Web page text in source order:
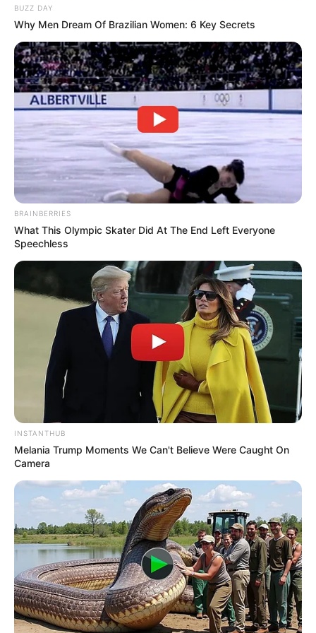
Versi Warga Thailand
Langka Banget! 10 Pose Lucu
Katak yang Bikin Ketawa
Gemes
Ambyar! 10 Kalimat Baper
Pakai Bahasa Jawa Ini Bikin
Galau Abis
Fail! 10 Potret Makanan Gagal
Dimasak yang Bikin Kamu
Nggak Selera
BUZZ DAY
Why Men Dream Of Brazilian Women: 6 Key Secrets
BRAINBERRIES
What This Olympic Skater Did At The End Left Everyone
Speechless
INSTANTHUB
Melania Trump Moments We Can't Believe Were Caught On
Camera